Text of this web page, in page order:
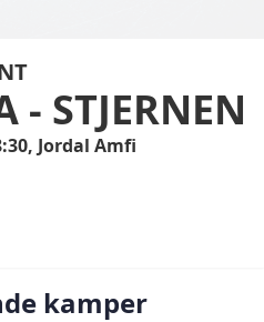
- STJERNEN
Jordal Amfi
kamper